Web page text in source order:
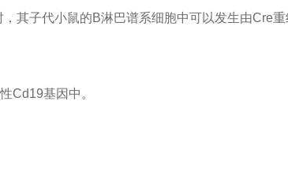
其子代小鼠的B淋巴谱系细胞中可以发生由Cre
Cd19基因中。